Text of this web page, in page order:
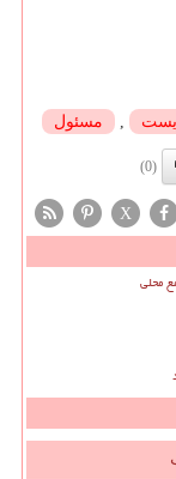
, مسئول
(0)
X
محلی